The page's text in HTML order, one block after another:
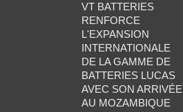
VT BATTERIES
RENFORCE
L'EXPANSION
INTERNATIONALE
DE LA GAMME DE
BATTERIES LUCAS
AVEC SON ARRIVÉE
AU MOZAMBIQUE